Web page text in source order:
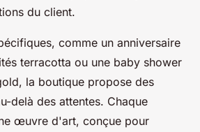
du client.
comme un anniversaire
terracotta ou une baby shower
la boutique propose des
delà des attentes. Chaque
œuvre d'art, conçue pour